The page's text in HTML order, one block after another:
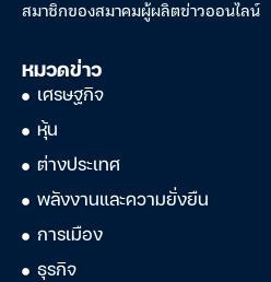
สมาชิกของสมาคมผู้ผลิตข่าวออนไลน์
หมวดข่าว
เศรษฐกิจ
หุ้น
ต่างประเทศ
พลังงานและความยั่งยืน
การเมือง
ธุรกิจ